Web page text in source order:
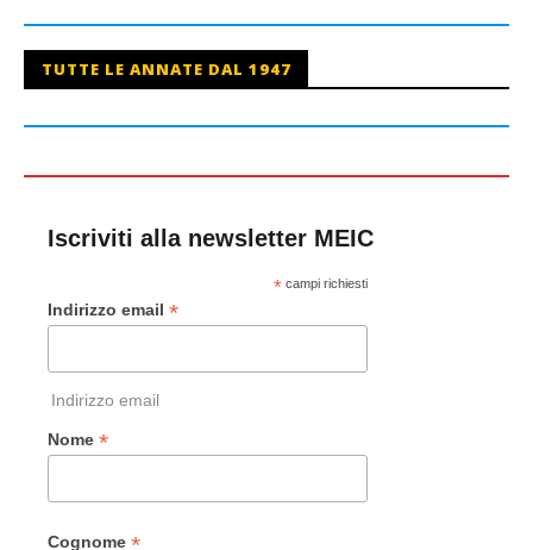
TUTTE LE ANNATE DAL 1947
Iscriviti alla newsletter MEIC
*campi richiesti
Indirizzo email *
Indirizzo email
Nome *
Cognome *